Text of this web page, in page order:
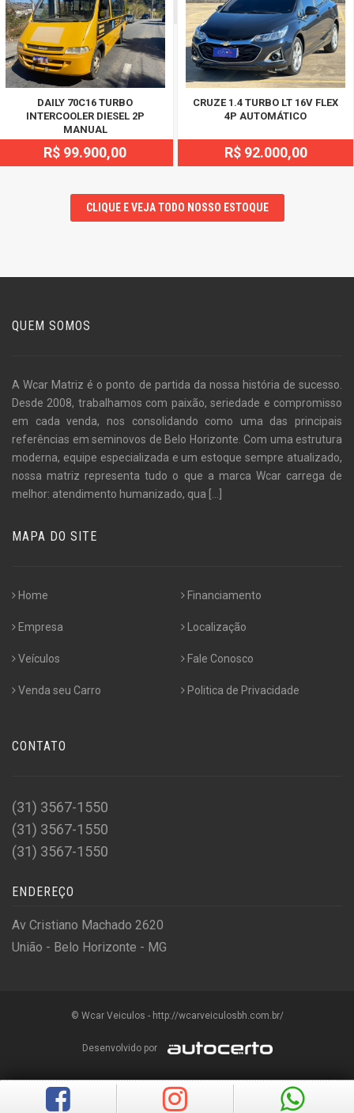
DAILY 70C16 TURBO
INTERCOOLER DIESEL 2P
MANUAL
R$ 99.900,00
CRUZE 1.4 TURBO LT 16V FLEX
4P AUTOMÁTICO
R$ 92.000,00
CLIQUE E VEJA TODO NOSSO ESTOQUE
QUEM SOMOS
A Wcar Matriz é o ponto de partida da nossa história de sucesso.
Desde 2008, trabalhamos com paixão, seriedade e compromisso
em cada venda, nos consolidando como uma das principais
referências em seminovos de Belo Horizonte. Com uma estrutura
moderna, equipe especializada e um estoque sempre atualizado,
nossa matriz representa tudo o que a marca Wcar carrega de
melhor: atendimento humanizado, qua
MAPA DO SITE
Home
Empresa
Veículos
Venda seu Carro
Financiamento
Localização
Fale Conosco
Politica de Privacidade
CONTATO
(31) 3567-1550
(31) 3567-1550
(31) 3567-1550
ENDEREÇO
Av Cristiano Machado 2620
União - Belo Horizonte - MG
© Wcar Veiculos - http://wcarveiculosbh.com.br/
Desenvolvido por